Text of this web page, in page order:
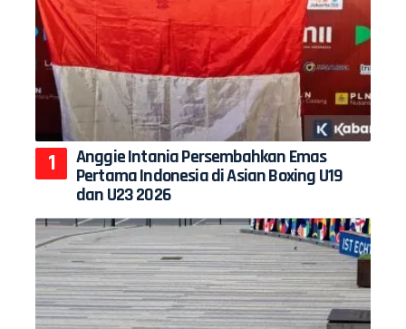
Anggie Intania Persembahkan Emas
Pertama Indonesia di Asian Boxing U19
dan U23 2026